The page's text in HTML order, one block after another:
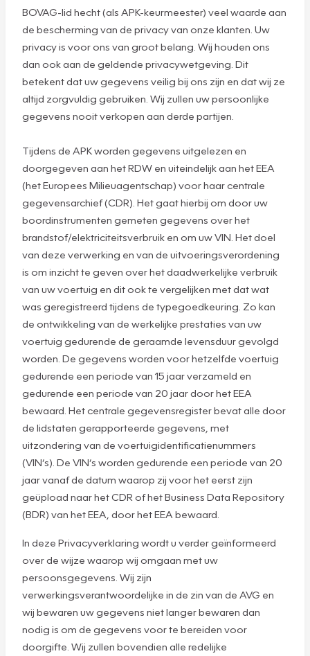
BOVAG-lid hecht (als APK-keurmeester) veel waarde aan
de bescherming van de privacy van onze klanten. Uw
privacy is voor ons van groot belang. Wij houden ons
dan ook aan de geldende privacywetgeving. Dit
betekent dat uw gegevens veilig bij ons zijn en dat wij ze
altijd zorgvuldig gebruiken. Wij zullen uw persoonlijke
gegevens nooit verkopen aan derde partijen.
Tijdens de APK worden gegevens uitgelezen en
doorgegeven aan het RDW en uiteindelijk aan het EEA
(het Europees Milieuagentschap) voor haar centrale
gegevensarchief (CDR). Het gaat hierbij om door uw
boordinstrumenten gemeten gegevens over het
brandstof/elektriciteitsverbruik en om uw VIN. Het doel
van deze verwerking en van de uitvoeringsverordening
is om inzicht te geven over het daadwerkelijke verbruik
van uw voertuig en dit ook te vergelijken met dat wat
was geregistreerd tijdens de typegoedkeuring. Zo kan
de ontwikkeling van de werkelijke prestaties van uw
voertuig gedurende de geraamde levensduur gevolgd
worden. De gegevens worden voor hetzelfde voertuig
gedurende een periode van 15 jaar verzameld en
gedurende een periode van 20 jaar door het EEA
bewaard. Het centrale gegevensregister bevat alle door
de lidstaten gerapporteerde gegevens, met
uitzondering van de voertuigidentificatienummers
(VIN’s). De VIN’s worden gedurende een periode van 20
jaar vanaf de datum waarop zij voor het eerst zijn
geüpload naar het CDR of het Business Data Repository
(BDR) van het EEA, door het EEA bewaard.
In deze Privacyverklaring wordt u verder geïnformeerd
over de wijze waarop wij omgaan met uw
persoonsgegevens. Wij zijn
verwerkingsverantwoordelijke in de zin van de AVG en
wij bewaren uw gegevens niet langer bewaren dan
nodig is om de gegevens voor te bereiden voor
doorgifte. Wij zullen bovendien alle redelijke